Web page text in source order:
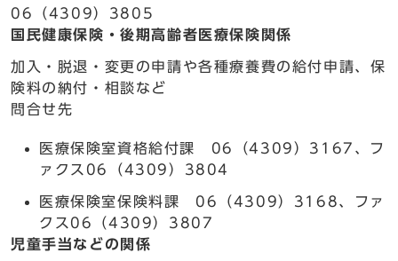
06（4309）3805
国民健康保険・後期高齢者医療保険関係
加入・脱退・変更の申請や各種療養費の給付申請、保
険料の納付・相談など
問合せ先
医療保険室資格給付課 06（4309）3167、フ
ァクス06（4309）3804
医療保険室保険料課 06（4309）3168、ファ
クス06（4309）3807
児童手当などの関係